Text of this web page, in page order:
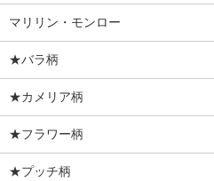
マリリン・モンロー
★バラ柄
★カメリア柄
★フラワー柄
★プッチ柄